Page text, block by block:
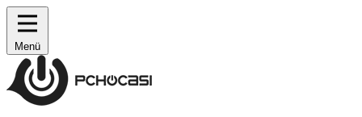
Menü